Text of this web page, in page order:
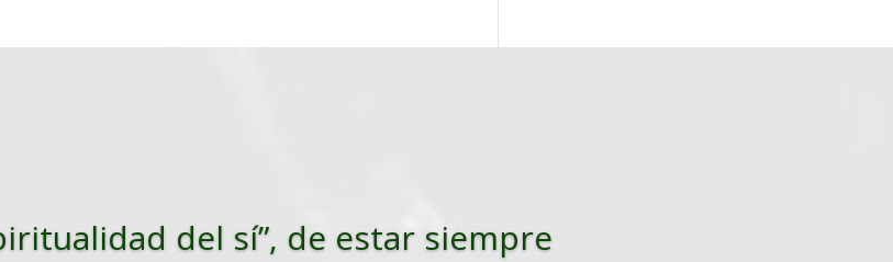
del sí”, de estar siempre